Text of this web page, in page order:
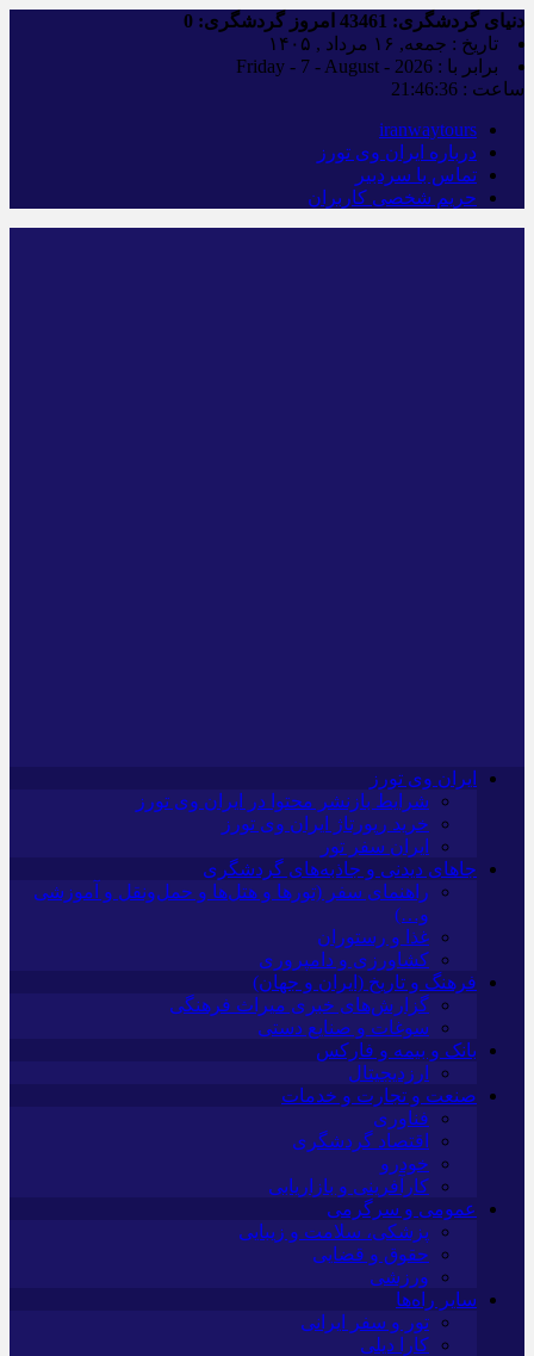
دنیای گردشگری: امروز گردشگری:
تاریخ : جمعه, ۱۶ مرداد , ۱۴۰۵
برابر با : Friday - 7 - August - 2026
ساعت : 21:46:37
iranwaytours
درباره ایران وی تورز
تماس با سردبیر
حریم شخصی کاربران
ایران وی تورز
شرایط بازنشر محتوا در ایران وی تورز
خرید رپورتاژ ایران وی تورز
ایران سفر تور
جاهای دیدنی و جاذبه‌های گردشگری
راهنمای سفر (تورها و هتل‌ها و حمل‌و‌نقل و آموزشی
و…)
غذا و رستوران
کشاورزی و دامپروری
فرهنگ و تاریخ (ایران و جهان)
گزارش‌های خبری میراث فرهنگی
سوغات و صنایع دستی
بانک و بیمه و فارکس
ارزدیجیتال
صنعت و تجارت و خدمات
فناوری
اقتصاد گردشگری
خودرو
کارآفرینی و بازاریابی
عمومی و سرگرمی
پزشکی، سلامت و زیبایی
حقوق و قضایی
ورزشی
سایر راه‌ها
تور و سفر ایرانی
کارا دیلی